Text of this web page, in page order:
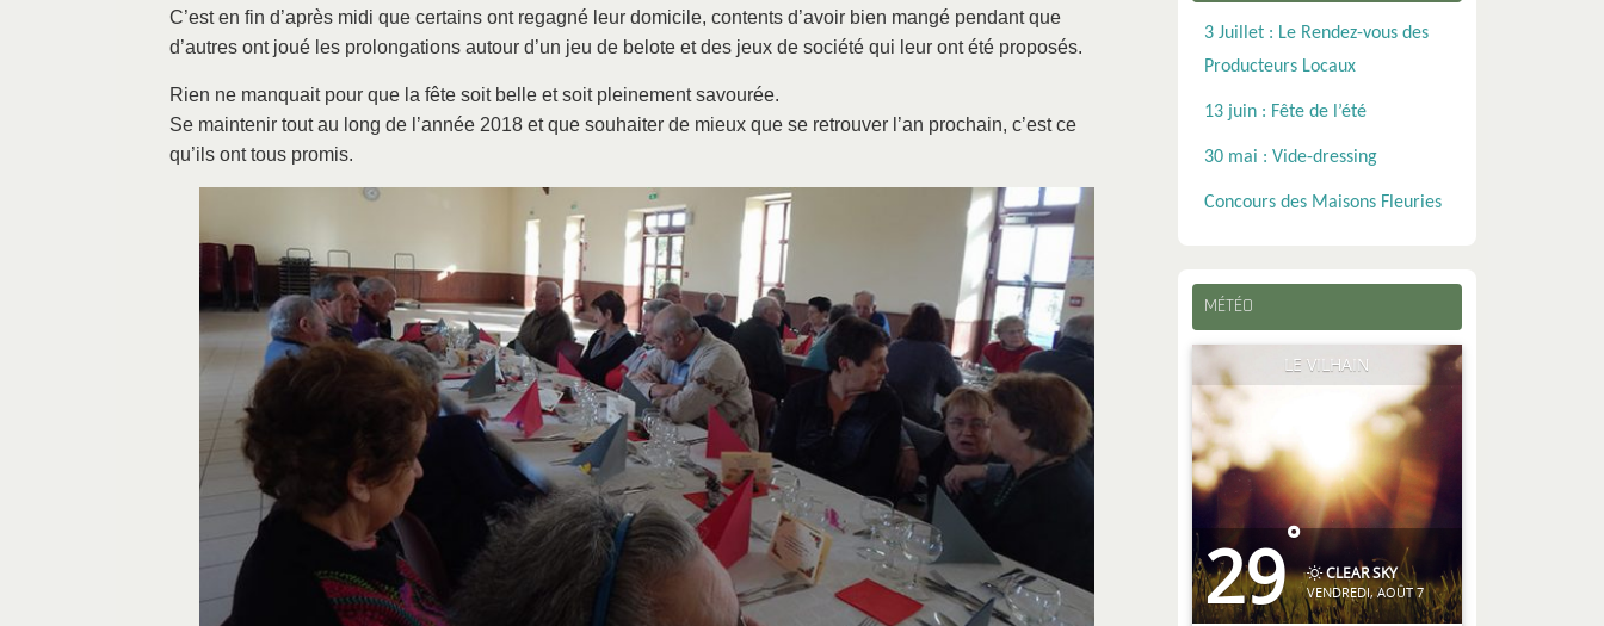
C’est en fin d’après midi que certains ont regagné leur domicile, contents d’avoir bien mangé pendant que
d’autres ont joué les prolongations autour d’un jeu de belote et des jeux de société qui leur ont été proposés.
Rien ne manquait pour que la fête soit belle et soit pleinement savourée.
Se maintenir tout au long de l’année 2018 et que souhaiter de mieux que se retrouver l’an prochain, c’est ce
qu’ils ont tous promis.
3 Juillet : Le Rendez-vous des
Producteurs Locaux
13 juin : Fête de l’été
30 mai : Vide-dressing
Concours des Maisons Fleuries
MÉTÉO
LE VILHAIN
29°
CLEAR SKY
VENDREDI, AOÛT 7